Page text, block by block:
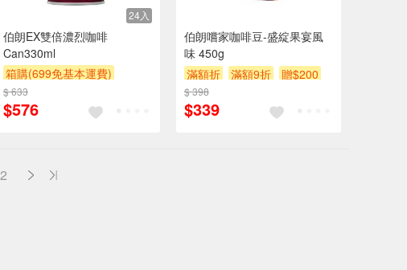
24入
伯朗EX雙倍濃烈咖啡
Can330ml
箱購(699免基本運費)
滿額9折
$ 633
$576
伯朗嚐家咖啡豆-盛綻果宴風
味 450g
滿額折
滿額9折 贈$200
$ 398
$339
2